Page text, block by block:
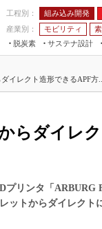
工程別： 組み込み開発
産業別：
モビリティ
脱炭素
サステナ設計
場備保全
IIFES
イレクト造形できるAPF方...
らダイレ
プリンタ「
ットからダイレクト